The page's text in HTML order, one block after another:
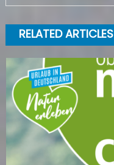
RELATED ARTICLES